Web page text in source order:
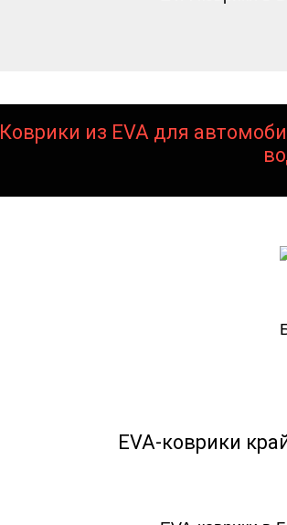
Коврики из EVA для
EVA-коврики